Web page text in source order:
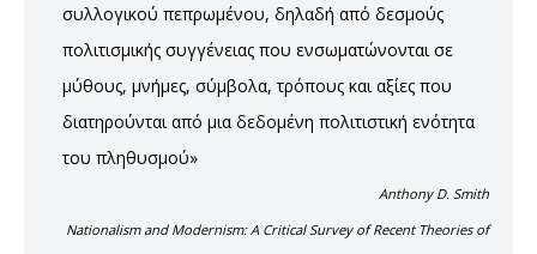
συλλογικού πεπρωμένου, δηλαδή από δεσμούς
πολιτισμικής συγγένειας που ενσωματώνονται σε
μύθους, μνήμες, σύμβολα, τρόπους και αξίες που
διατηρούνται από μια δεδομένη πολιτιστική ενότητα
του πληθυσμού»
Anthony D. Smith
Nationalism and Modernism: A Critical Survey of Recent Theories of